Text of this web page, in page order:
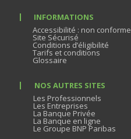
INFORMATIONS
Accessibilité : non conforme
Site Sécurisé
Conditions d’éligibilité
Tarifs et conditions
Glossaire
NOS AUTRES SITES
Les Professionnels
Les Entreprises
La Banque Privée
La Banque en ligne
Le Groupe BNP Paribas